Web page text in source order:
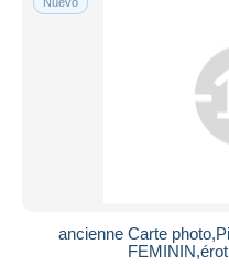
ancienne Carte